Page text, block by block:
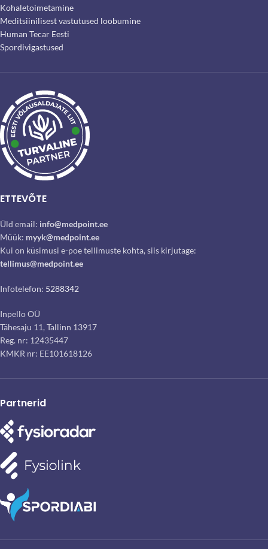
Kohaletoimetamine
Meditsiinilisest vastutused loobumine
Human Tecar Eesti
Spordivigastused
ETTEVÕTE
Üld email: info@medpoint.ee
Müük: myyk@medpoint.ee
Kui on küsimusi e-poe tellimuste kohta, siis kirjutage:
tellimus@medpoint.ee
Infotelefon: 5288342
Inpello OÜ
Tähesaju 11, Tallinn 13917
Reg. nr: 12435447
KMKR nr: EE101618126
Partnerid